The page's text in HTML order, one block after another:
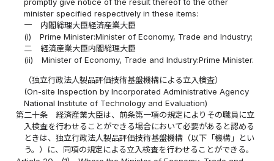
promptly give notice of the result thereof to the other
minister specified respectively in these items:
一
内閣総理大臣経済産業大臣
(i)
Prime Minister:Minister of Economy, Trade and Industry;
二
経済産業大臣内閣総理大臣
(ii)
Minister of Economy, Trade and Industry:Prime Minister.
（独立行政法人製品評価技術基盤機構による立入検査）
(On-site Inspection by Incorporated Administrative Agency
National Institute of Technology and Evaluation)
第二十条
経済産業大臣は、前条第一項の規定によりその職員に立
入検査を行わせることができる場合において必要があると認める
ときは、独立行政法人製品評価技術基盤機構（以下「機構」とい
う。）に、同項の規定による立入検査を行わせることができる。